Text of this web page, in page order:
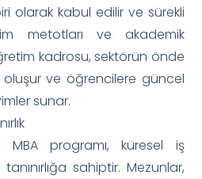
olarak kabul edilir ve sürekli
metotları ve akademik
kadrosu, sektörün önde
ve öğrencilere güncel
sunar.
MBA programı, küresel iş
sahiptir. Mezunlar,